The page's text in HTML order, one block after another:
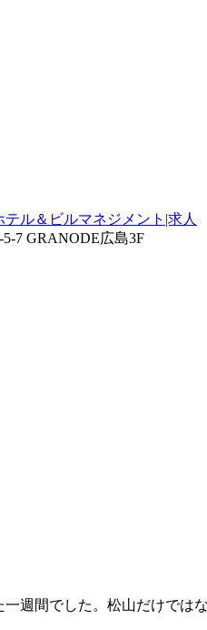
週間でした。松山だけで